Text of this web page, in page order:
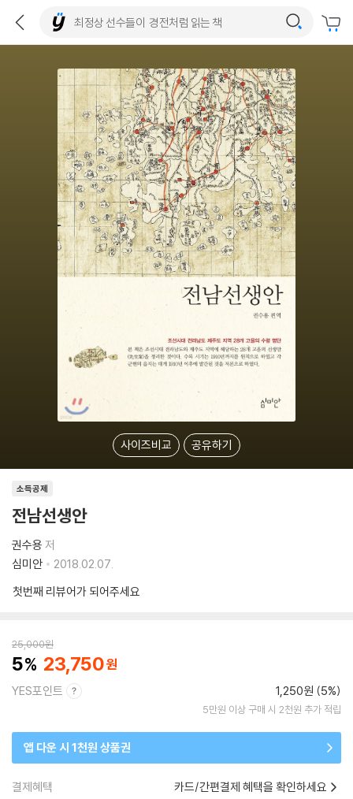
사이즈비교 공유하기
소득공제
전남선생안
권수용 저
심미안
2018.02.07.
첫번째 리뷰어가 되어주세요
25,000원
5 23,750
YES포인트 1,250원 (5%)
5만원 이상 구매 시 2천원 추가 적립
앱 다운 시 1천원 상품권
결제혜택 카드/간편결제 혜택을 확인하세요